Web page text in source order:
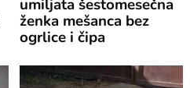
umiljata šestomesečna
ženka mešanca bez
ogrlice i čipa